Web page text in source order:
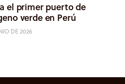
el primer puerto de
verde en Perú
DE 2026